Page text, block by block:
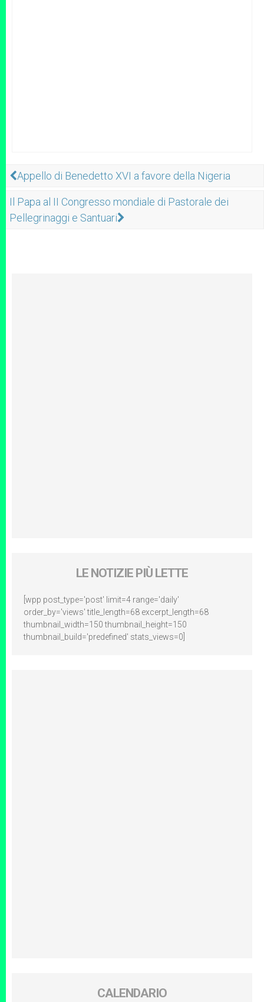
Appello di Benedetto XVI a favore della Nigeria
Il Papa al II Congresso mondiale di Pastorale dei
Pellegrinaggi e Santuari
LE NOTIZIE PIÙ LETTE
[wpp post_type='post' limit=4 range='daily'
order_by='views' title_length=68 excerpt_length=68
thumbnail_width=150 thumbnail_height=150
thumbnail_build='predefined' stats_views=0]
CALENDARIO